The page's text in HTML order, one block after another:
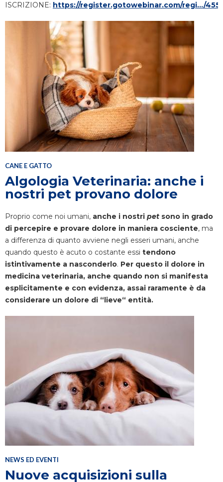
ISCRIZIONE: https://register.gotowebinar.com/regi.../
CANE E GATTO
Algologia Veterinaria: anche i
nostri pet provano dolore
Proprio come noi umani, anche i nostri pet sono in grado
di percepire e provare dolore in maniera cosciente, ma
a differenza di quanto avviene negli esseri umani, anche
quando questo è acuto o costante essi tendono
istintivamente a nasconderlo. Per questo il dolore in
medicina veterinaria, anche quando non si manifesta
esplicitamente e con evidenza, assai raramente è da
considerare un dolore di “lieve“ entità.
NEWS ED EVENTI
Nuove acquisizioni sulla